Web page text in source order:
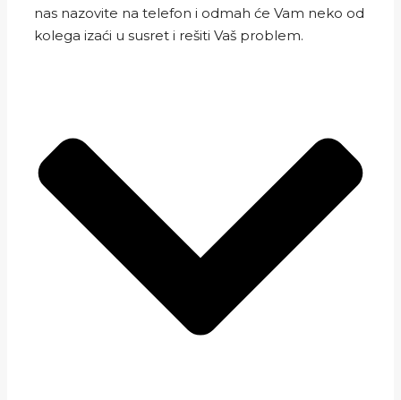
nas nazovite na telefon i odmah će Vam neko od
kolega izaći u susret i rešiti Vaš problem.